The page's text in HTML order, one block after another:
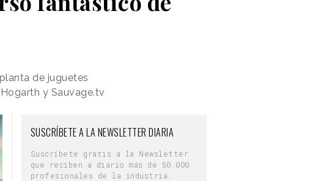
de juguetes
y Sauvage.tv
SUSCRÍBETE A LA NEWSLETTER DIARIA
Suscríbete gratis a la Newsletter
que reciben a diario más de 50.000
profesionales de la industria.